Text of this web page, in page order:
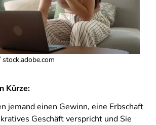
Kürze:
jemand einen Gewinn, eine Erbschaft
Geschäft verspricht und Sie